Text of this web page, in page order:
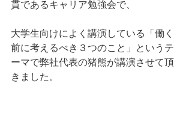
貫であるキャリア勉強会で、
大学生向けによく講演している「働く
前に考えるべき３つのこと」というテ
ーマで弊社代表の猪熊が講演させて頂
きました。